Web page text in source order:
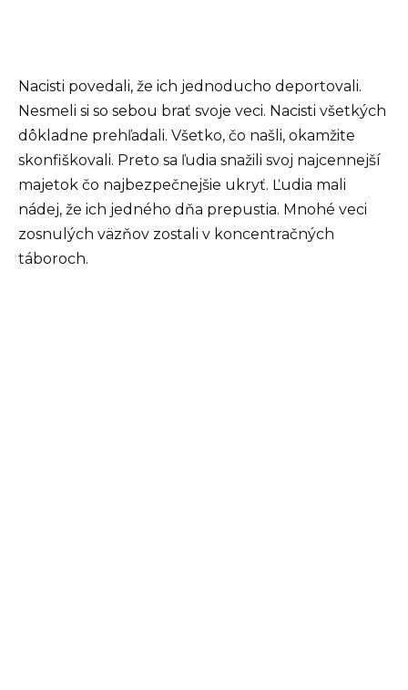
Nacisti povedali, že ich jednoducho deportovali.
Nesmeli si so sebou brať svoje veci. Nacisti všetkých
dôkladne prehľadali. Všetko, čo našli, okamžite
skonfiškovali. Preto sa ľudia snažili svoj najcennejší
majetok čo najbezpečnejšie ukryť. Ľudia mali
nádej, že ich jedného dňa prepustia. Mnohé veci
zosnulých väzňov zostali v koncentračných
táboroch.